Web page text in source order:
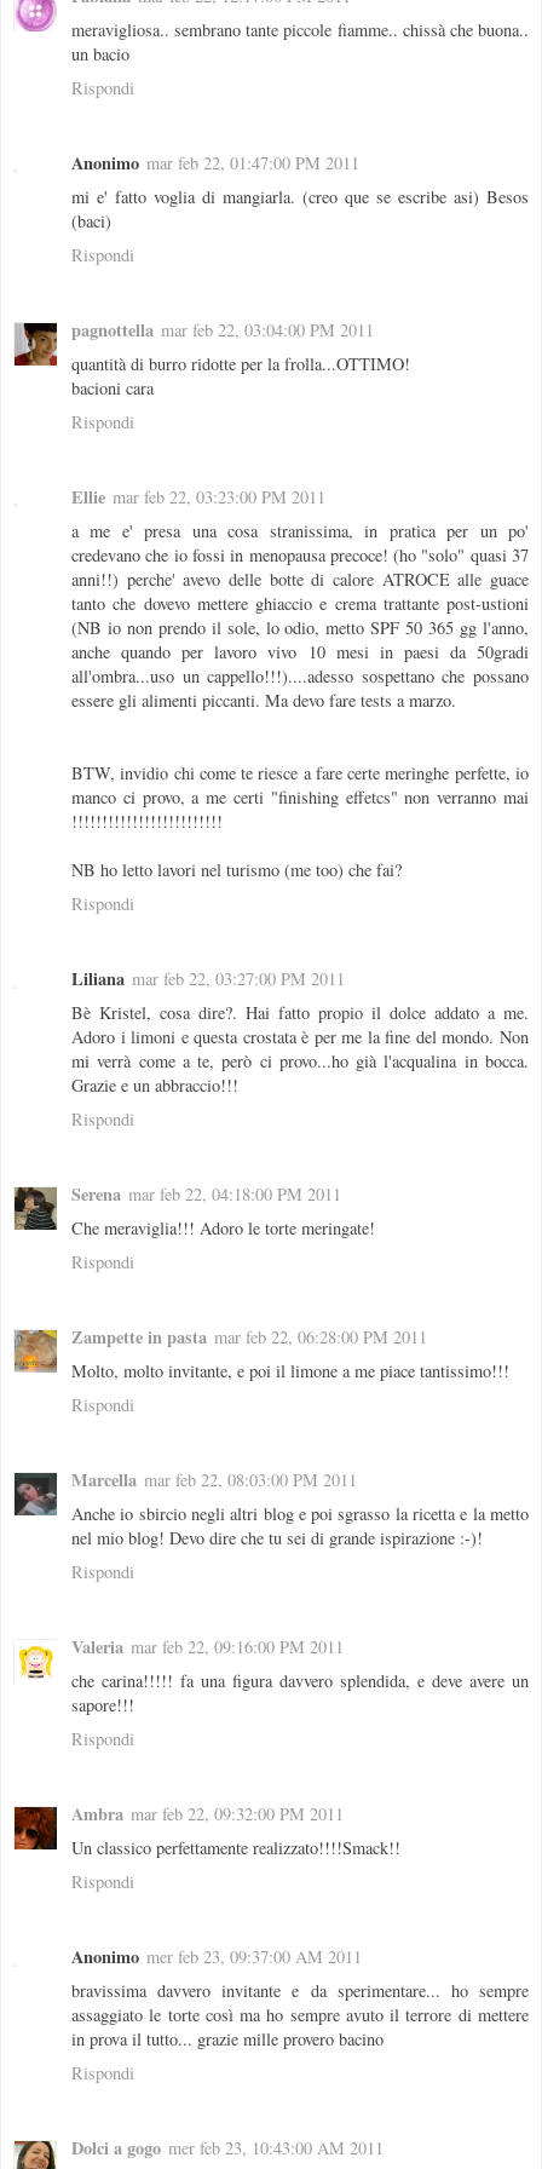
meravigliosa.. sembrano tante piccole fiamme.. chissà che buona..
un bacio
Rispondi
Anonimo mar feb 22, 01:47:00 PM 2011
mi e' fatto voglia di mangiarla. (creo que se escribe asi) Besos
(baci)
Rispondi
pagnottella mar feb 22, 03:04:00 PM 2011
quantità di burro ridotte per la frolla...OTTIMO!
bacioni cara
Rispondi
Ellie mar feb 22, 03:23:00 PM 2011
a me e' presa una cosa stranissima, in pratica per un po'
credevano che io fossi in menopausa precoce! (ho "solo" quasi 37
anni!!) perche' avevo delle botte di calore ATROCE alle guace
tanto che dovevo mettere ghiaccio e crema trattante post-ustioni
(NB io non prendo il sole, lo odio, metto SPF 50 365 gg l'anno,
anche quando per lavoro vivo 10 mesi in paesi da 50gradi
all'ombra...uso un cappello!!!)....adesso sospettano che possano
essere gli alimenti piccanti. Ma devo fare tests a marzo.
BTW, invidio chi come te riesce a fare certe meringhe perfette, io
manco ci provo, a me certi "finishing effetcs" non verranno mai
!!!!!!!!!!!!!!!!!!!!!!!!!
NB ho letto lavori nel turismo (me too) che fai?
Rispondi
Liliana mar feb 22, 03:27:00 PM 2011
Bè Kristel, cosa dire?. Hai fatto propio il dolce addato a me.
Adoro i limoni e questa crostata è per me la fine del mondo. Non
mi verrà come a te, però ci provo...ho già l'acqualina in bocca.
Grazie e un abbraccio!!!
Rispondi
Serena mar feb 22, 04:18:00 PM 2011
Che meraviglia!!! Adoro le torte meringate!
Rispondi
Zampette in pasta mar feb 22, 06:28:00 PM 2011
Molto, molto invitante, e poi il limone a me piace tantissimo!!!
Rispondi
Marcella mar feb 22, 08:03:00 PM 2011
Anche io sbircio negli altri blog e poi sgrasso la ricetta e la metto
nel mio blog! Devo dire che tu sei di grande ispirazione :-)!
Rispondi
Valeria mar feb 22, 09:16:00 PM 2011
che carina!!!!! fa una figura davvero splendida, e deve avere un
sapore!!!
Rispondi
Ambra mar feb 22, 09:32:00 PM 2011
Un classico perfettamente realizzato!!!!Smack!!
Rispondi
Anonimo mer feb 23, 09:37:00 AM 2011
bravissima davvero invitante e da sperimentare... ho sempre
assaggiato le torte così ma ho sempre avuto il terrore di mettere
in prova il tutto... grazie mille provero bacino
Rispondi
Dolci a gogo mer feb 23, 10:43:00 AM 2011